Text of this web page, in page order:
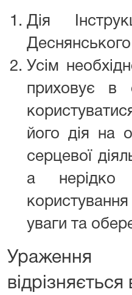
Дія
Усім
приховує в
його дія на
серцевої
а нерідко
уваги та
Ураження